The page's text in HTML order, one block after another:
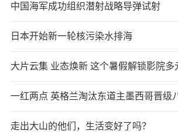
中国海军成功组织潜射战略导弹试射
日本开始新一轮核污染水排海
大片云集 业态焕新 这个暑假解锁影院多
一红两点 英格兰淘汰东道主墨西哥晋级
走出大山的他们，生活变好了吗？